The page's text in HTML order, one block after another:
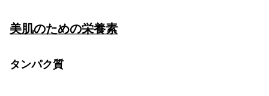
美肌のための栄養素
タンパク質